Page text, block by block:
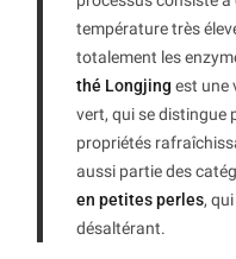
température très
totalement les
thé Longjing est une
vert, qui se distingue
propriétés
aussi partie des
en petites perles,
désaltérant.